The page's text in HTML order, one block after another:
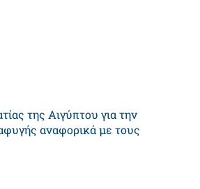
της Αιγύπτου για την
αναφορικά με τους